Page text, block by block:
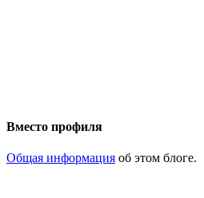
Вместо профиля
Общая информация об этом блоге.